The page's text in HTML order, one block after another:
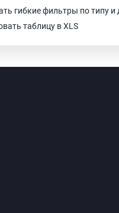
гибкие фильтры по типу и
таблицу в XLS